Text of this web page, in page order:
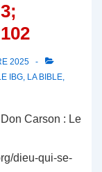
2025
IBG, LA BIBLE,
Carson : Le
dieu-qui-se-